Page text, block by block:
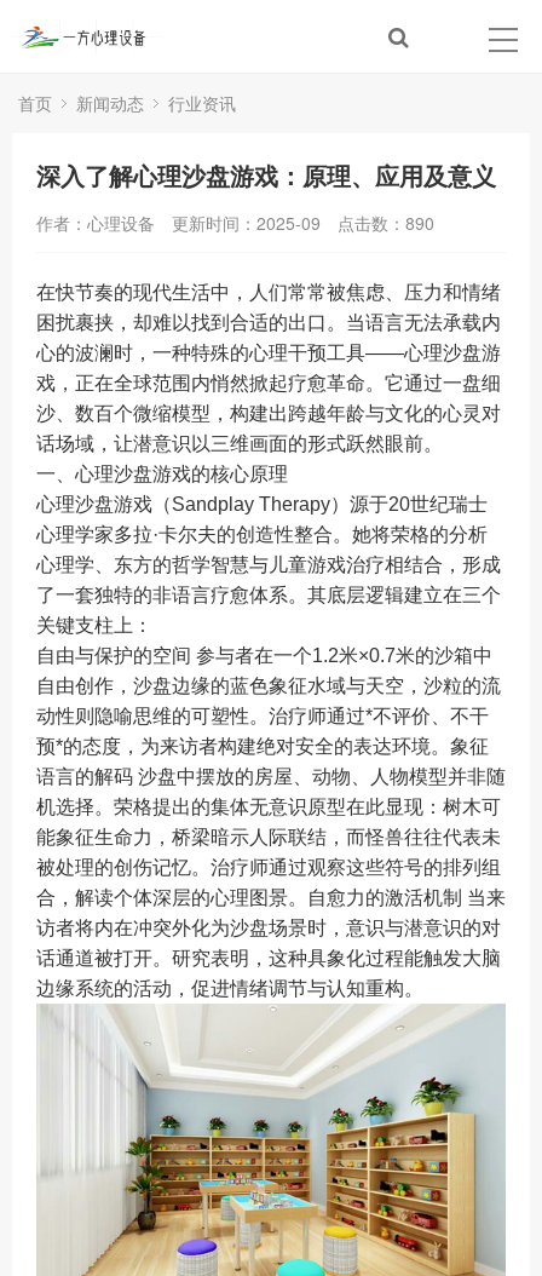
首页 新闻动态 行业资讯
深入了解心理沙盘游戏：原理、应用及意义
作者：心理设备 更新时间：2025-09 点击数： 890
在快节奏的现代生活中，人们常常被焦虑、压力和情绪
困扰裹挟，却难以找到合适的出口。当语言无法承载内
心的波澜时，一种特殊的心理干预工具——心理沙盘游
戏，正在全球范围内悄然掀起疗愈革命。它通过一盘细
沙、数百个微缩模型，构建出跨越年龄与文化的心灵对
话场域，让潜意识以三维画面的形式跃然眼前。
一、心理沙盘游戏的核心原理
心理沙盘游戏（Sandplay Therapy）源于20世纪瑞士
心理学家多拉·卡尔夫的创造性整合。她将荣格的分析
心理学、东方的哲学智慧与儿童游戏治疗相结合，形成
了一套独特的非语言疗愈体系。其底层逻辑建立在三个
关键支柱上：
自由与保护的空间 参与者在一个1.2米×0.7米的沙箱中
自由创作，沙盘边缘的蓝色象征水域与天空，沙粒的流
动性则隐喻思维的可塑性。治疗师通过*不评价、不干
预*的态度，为来访者构建绝对安全的表达环境。象征
语言的解码 沙盘中摆放的房屋、动物、人物模型并非随
机选择。荣格提出的集体无意识原型在此显现：树木可
能象征生命力，桥梁暗示人际联结，而怪兽往往代表未
被处理的创伤记忆。治疗师通过观察这些符号的排列组
合，解读个体深层的心理图景。自愈力的激活机制 当来
访者将内在冲突外化为沙盘场景时，意识与潜意识的对
话通道被打开。研究表明，这种具象化过程能触发大脑
边缘系统的活动，促进情绪调节与认知重构。